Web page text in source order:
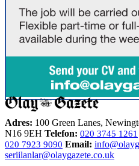
Adres: 100 Green Lanes,
N16 9EH Telefon: 020 3745 1261
020 7923 9090 Email:
seriilanlar@olaygazete.co.uk